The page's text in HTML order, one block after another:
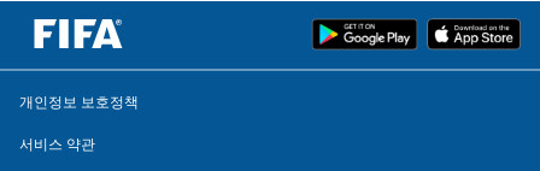
개인정보 보호정책
서비스 약관